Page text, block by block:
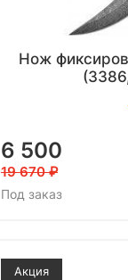
Нож
6 500
19 670
Под заказ
Акция